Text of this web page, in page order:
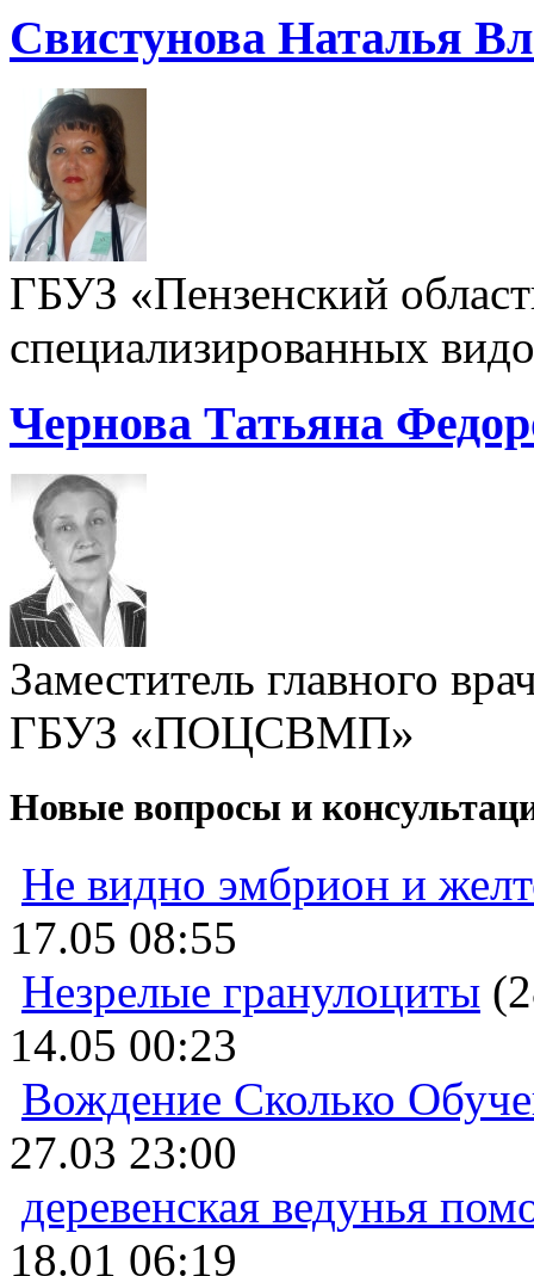
Свистунова Наталья
ГБУЗ «Пензенский
специализированных
Чернова Татьяна
Заместитель главного
ГБУЗ «ПОЦСВМП»
Новые вопросы и
Не видно эмбрион и
17.05 08:55
Незрелые гранулоциты
14.05 00:23
Вождение Сколько
27.03 23:00
деревенская ведунья
18.01 06:19